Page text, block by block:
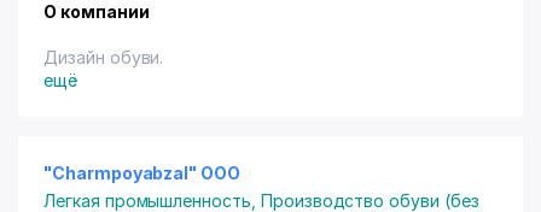
О компании
Дизайн обуви.
ещё
"Charmpoyabzal" OOO
Легкая промышленность Производство обуви (без